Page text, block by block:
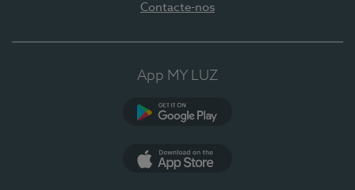
Contacte-nos
App MY LUZ